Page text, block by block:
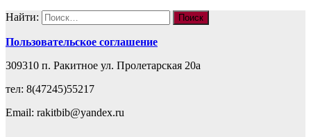
Найти:
Пользовательское соглашение
309310 п. Ракитное ул. Пролетарская 20а
тел: 8(47245)55217
Email: rakitbib@yandex.ru